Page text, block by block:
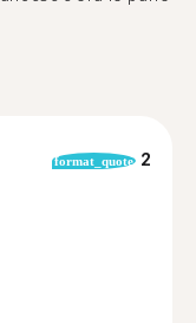
format_quote 2